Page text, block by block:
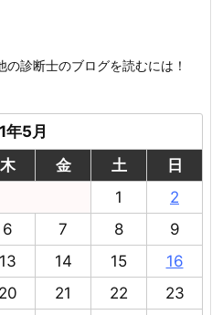
の診断士のブログを読むには！
5月
木 金 土
日
1
2
6 7 8
9
13 14 15
16
20 21 22
23